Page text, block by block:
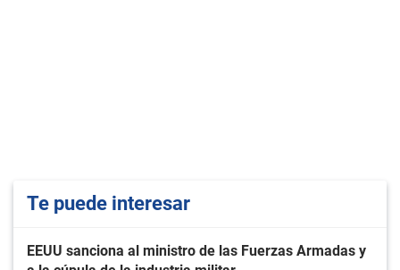
Te puede interesar
EEUU sanciona al ministro de las Fuerzas Armadas y